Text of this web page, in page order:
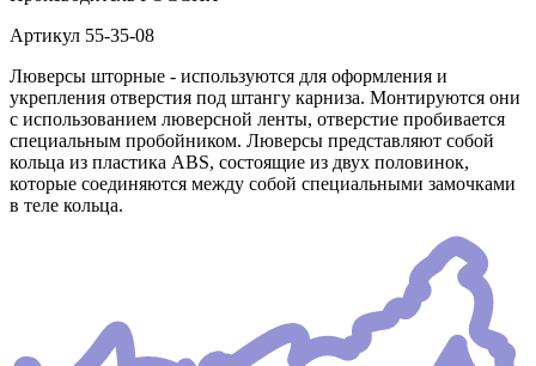
Артикул 55-35-08
Люверсы шторные - используются для оформления и
укрепления отверстия под штангу карниза. Монтируются они
с использованием люверсной ленты, отверстие пробивается
специальным пробойником. Люверсы представляют собой
кольца из пластика АВS, состоящие из двух половинок,
которые соединяются между собой специальными замочками
в теле кольца.